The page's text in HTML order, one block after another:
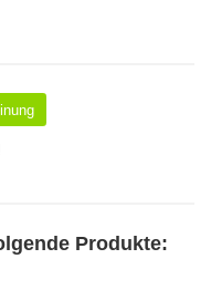
Produkte: